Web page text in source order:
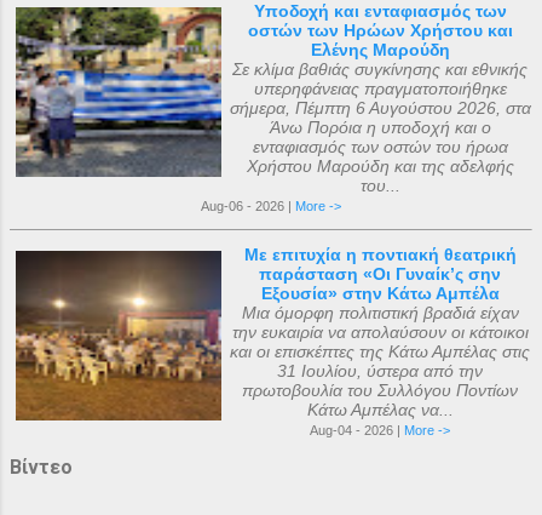
Υποδοχή και ενταφιασμός των
οστών των Ηρώων Χρήστου και
Ελένης Μαρούδη
Σε κλίμα βαθιάς συγκίνησης και εθνικής
υπερηφάνειας πραγματοποιήθηκε
σήμερα, Πέμπτη 6 Αυγούστου 2026, στα
Άνω Πορόια η υποδοχή και ο
ενταφιασμός των οστών του ήρωα
Χρήστου Μαρούδη και της αδελφής
του...
Aug-06 - 2026 | More ->
Με επιτυχία η ποντιακή θεατρική
παράσταση «Οι Γυναίκ’ς σην
Εξουσία» στην Κάτω Αμπέλα
Μια όμορφη πολιτιστική βραδιά είχαν
την ευκαιρία να απολαύσουν οι κάτοικοι
και οι επισκέπτες της Κάτω Αμπέλας στις
31 Ιουλίου, ύστερα από την
πρωτοβουλία του Συλλόγου Ποντίων
Κάτω Αμπέλας να...
Aug-04 - 2026 | More ->
Βίντεο